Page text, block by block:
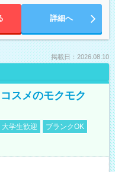
詳細へ
掲載日：2026.08.10
スメのモクモク
大学生歓迎
ブランクOK